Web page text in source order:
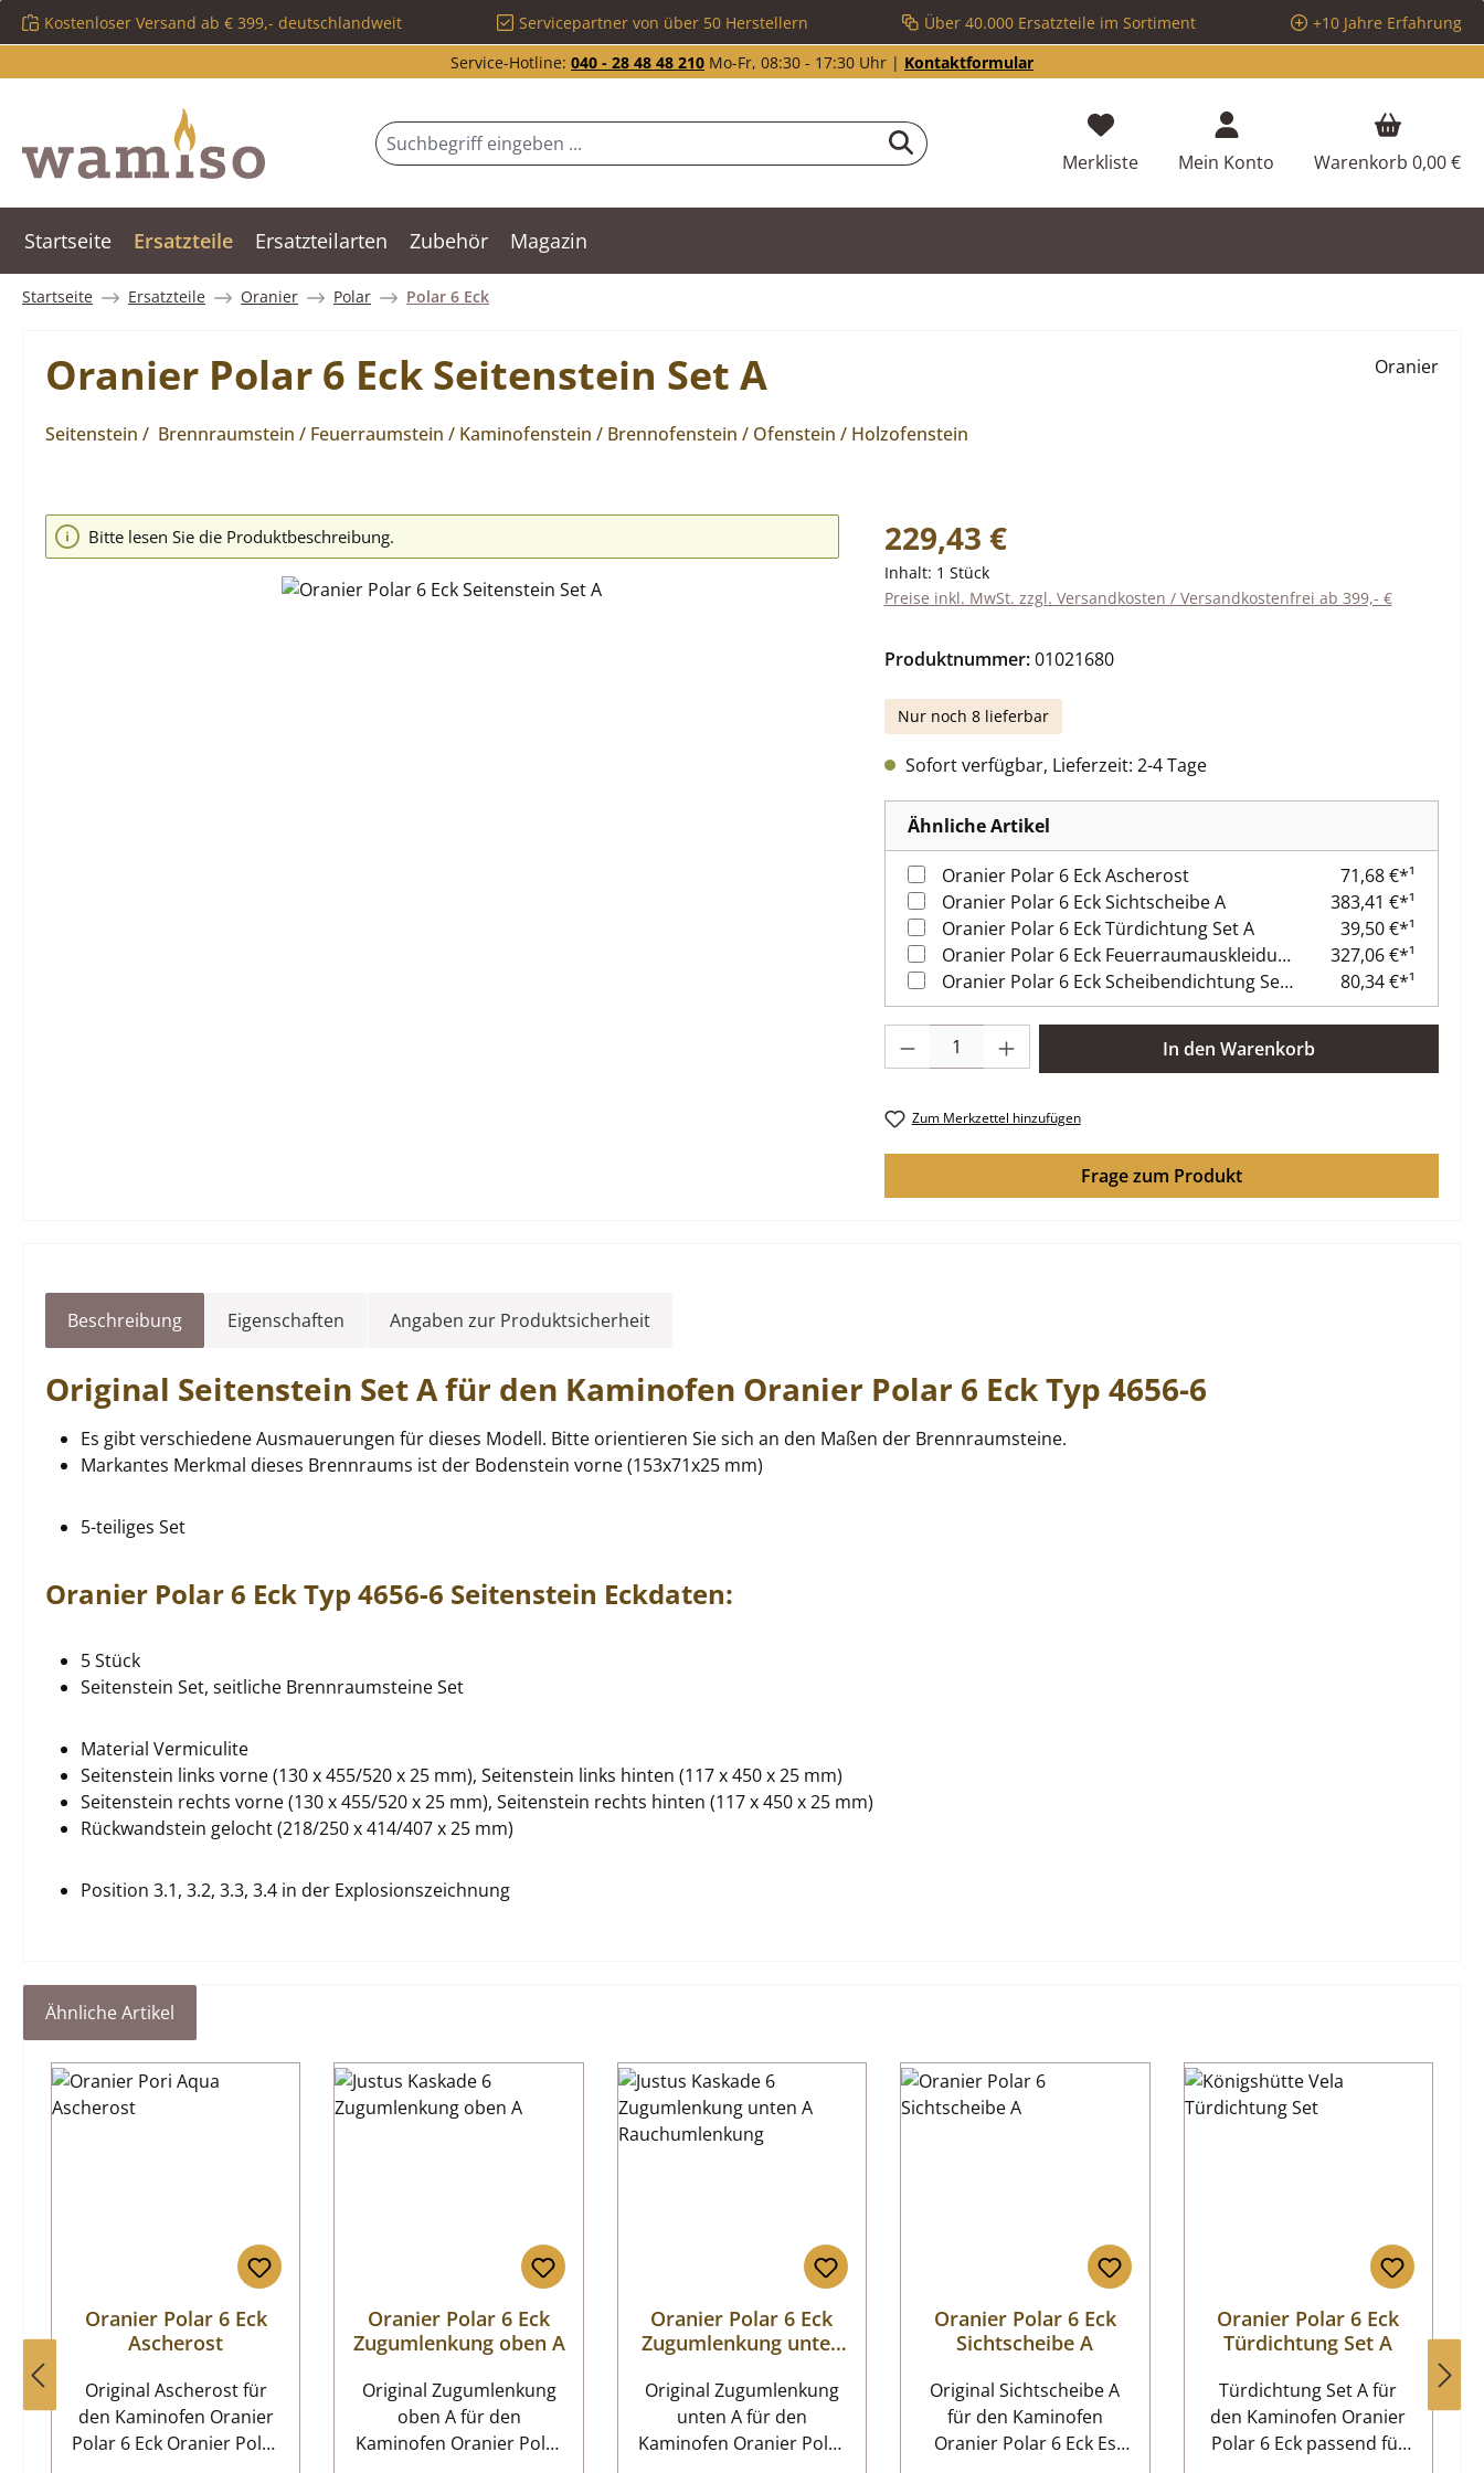
Hauptinhalt springen
Zur Suche springen
Zur Hauptnavigation springen
Kostenloser Versand ab € 399,- deutschlandweit Servicepartner von über 50 Herstellern Über 40.000 Ersatzteile im Sortiment
+10 Jahre Erfahrung
Service-Hotline: 040 - 28 48 48 210 Mo-Fr, 08:30 - 17:30 Uhr | Kontaktformular
MerklisteDu hast 0 Produkte auf dem Merkzettel
Mein Konto Warenkorb 0,00 €
Startseite Ersatzteile Ersatzteilarten Zubehör Magazin
Startseite Ersatzteile Oranier Polar Polar 6 Eck
Oranier Polar 6 Eck Seitenstein Set A
Seitenstein / Brennraumstein / Feuerraumstein / Kaminofenstein / Brennofenstein / Ofenstein / Holzofenstein
Oranier
Bildergalerie überspringen
Bitte lesen Sie die Produktbeschreibung. Regulärer Preis:
229,43 €
Inhalt: 1 Stück
Preise inkl. MwSt. zzgl. Versandkosten / Versandkostenfrei ab 399,- €
Produktnummer:01021680
Nur noch 8 lieferbar
Sofort verfügbar, Lieferzeit: 2-4 Tage
Ähnliche Artikel
Oranier Polar 6 Eck Ascherost
71,68 €*¹
Oranier Polar 6 Eck Sichtscheibe A
383,41 €*¹
Oranier Polar 6 Eck Türdichtung Set A
39,50 €*¹
Oranier Polar 6 Eck Feuerraumauskleidung A
327,06 €*¹
Oranier Polar 6 Eck Scheibendichtung Set A
80,34 €*¹
Produkt Anzahl: Gib den gewünschten Wert ein oder benutze die
In den Warenkorb
Zum Merkzettel hinzufügen
Frage zum Produkt
Beschreibung Eigenschaften Angaben zur Produktsicherheit
Original Seitenstein Set A für den Kaminofen Oranier Polar 6 EckTyp 4656-6
Es gibt verschiedene Ausmauerungen für dieses Modell. Bitte orientieren Sie sich an den Maßen der Brennraumsteine.
Markantes Merkmal dieses Brennraums ist der Bodenstein vorne (153x71x25 mm)
5-teiliges Set
Oranier Polar6 EckTyp 4656-6 Seitenstein Eckdaten:
5 Stück
Seitenstein Set, seitliche Brennraumsteine Set
Material Vermiculite
Seitenstein links vorne (130 x 455/520 x 25 mm), Seitenstein links hinten (117 x 450 x 25 mm)
Seitenstein rechts vorne (130 x 455/520 x 25 mm), Seitenstein rechts hinten (117 x 450 x 25 mm)
Rückwandstein gelocht (218/250 x 414/407 x 25 mm)
Position 3.1, 3.2, 3.3, 3.4 in der Explosionszeichnung
Ähnliche Artikel
Produktgalerie überspringen
Oranier Polar 6 Eck
Ascherost
Original Ascherost für
den Kaminofen Oranier
Polar 6 Eck Oranier Polar
Oranier Polar 6 Eck
Zugumlenkung oben A
Original Zugumlenkung
oben A für den
Kaminofen Oranier Polar
Oranier Polar 6 Eck
Zugumlenkung unten
Original Zugumlenkung
unten A für den
Kaminofen Oranier Polar
Oranier Polar 6 Eck
Sichtscheibe A
Original Sichtscheibe A
für den Kaminofen
Oranier Polar 6 Eck Es
Oranier Polar 6 Eck
Türdichtung Set A
Türdichtung Set A für
den Kaminofen Oranier
Polar 6 Eck passend für